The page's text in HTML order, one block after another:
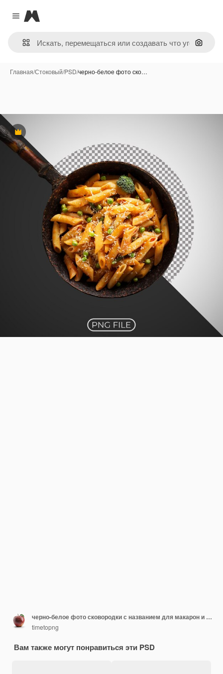
Close menu
Magnific
Поиск
Главная/Стоковый/PSD/черно-белое фото ско…
Премиум
черно-белое фото сковородки с названием для макарон и сыра
timetopng
Вам также могут понравиться эти PSD